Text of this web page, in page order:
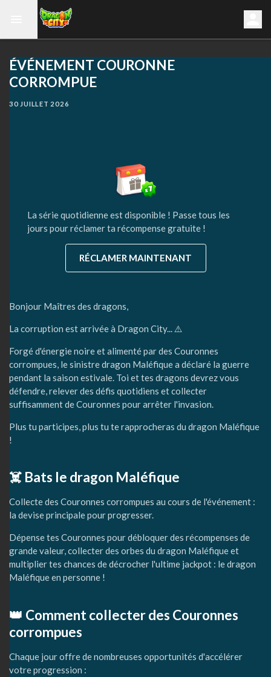
ÉVÉNEMENT COURONNE
CORROMPUE
30 JUILLET 2026
La série quotidienne est disponible ! Passe tous les
jours pour réclamer ta récompense gratuite !
RÉCLAMER MAINTENANT
Bonjour Maîtres des dragons,
La corruption est arrivée à Dragon City... ⚠️
Forgé d'énergie noire et alimenté par des Couronnes
corrompues, le sinistre dragon Maléfique a déclaré la guerre
pendant la saison estivale. Toi et tes dragons devrez vous
défendre, relever des défis quotidiens et collecter
suffisamment de Couronnes pour arrêter l'invasion.
Plus tu participes, plus tu te rapprocheras du dragon Maléfique
!
☠️ Bats le dragon Maléfique
Collecte des Couronnes corrompues au cours de l'événement :
la devise principale pour progresser.
Dépense tes Couronnes pour débloquer des récompenses de
grande valeur, collecter des orbes du dragon Maléfique et
multiplier tes chances de décrocher l'ultime jackpot : le dragon
Maléfique en personne !
👑 Comment collecter des Couronnes
corrompues
Chaque jour offre de nombreuses opportunités d'accélérer
votre progression :